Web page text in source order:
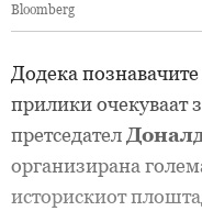
Bloomberg
Додека
прилики очекуваат
претседател
организирана
историскиот